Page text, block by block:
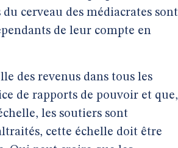
cerveau des médiacrates sont
de leur compte en
des revenus dans tous les
de rapports de pouvoir et que,
les soutiers sont
cette échelle doit être